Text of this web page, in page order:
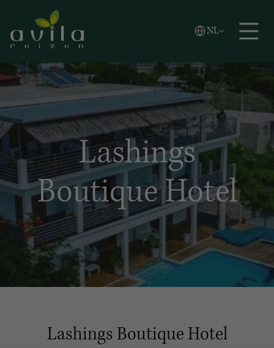
Zoeken
NL
Vlaams
English
Lashings
Boutique Hotel
Lashings Boutique Hotel